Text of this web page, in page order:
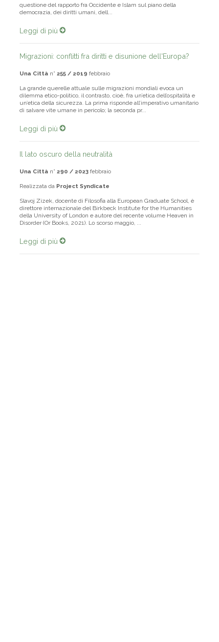
questione del rapporto fra Occidente e Islam sul piano della
democrazia, dei diritti umani, dell...
Leggi di più
Migrazioni: conflitti fra diritti e disunione dell'Europa?
Una Città n° 255 / 2019 febbraio
La grande querelle attuale sulle migrazioni mondiali evoca un
dilemma etico-politico, il contrasto, cioè, fra un’etica dell’ospitalità e
un’etica della sicurezza. La prima risponde all’imperativo umanitario
di salvare vite umane in pericolo; la seconda pr...
Leggi di più
Il lato oscuro della neutralità
Una Città n° 290 / 2023 febbraio
Realizzata da Project Syndicate
Slavoj Zizek, docente di Filosofia alla European Graduate School, è
direttore internazionale del Birkbeck Institute for the Humanities
della University of London e autore del recente volume Heaven in
Disorder (Or Books, 2021). Lo scorso maggio, ...
Leggi di più